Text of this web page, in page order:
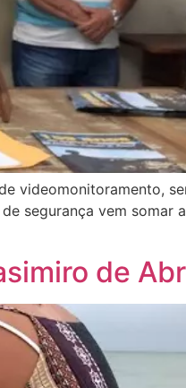
videomonitoramento,
segurança vem somar
de